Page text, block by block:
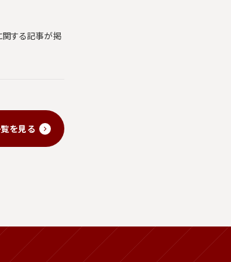
関する記事が掲
を見る